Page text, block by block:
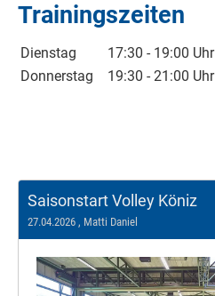
Trainingszeiten
Dienstag 17:30 - 19:00 Uhr
Donnerstag
19:30 - 21:00 Uhr
Saisonstart Volley Köniz
27.04.2026 , Matti Daniel